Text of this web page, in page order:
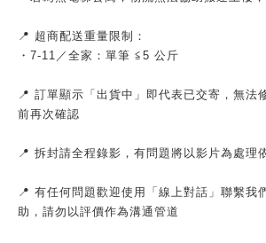
📍 超商配送重量限制：
・7-11／全家：單筆 ≦5 公斤
📍 訂單顯示「出貨中」即代表已交寄，無法
前再次確認
📍 拆封請全程錄影，有問題將以影片為處理
📍 有任何問題歡迎使用「線上對話」聯繫我
助，請勿以評價作為溝通管道